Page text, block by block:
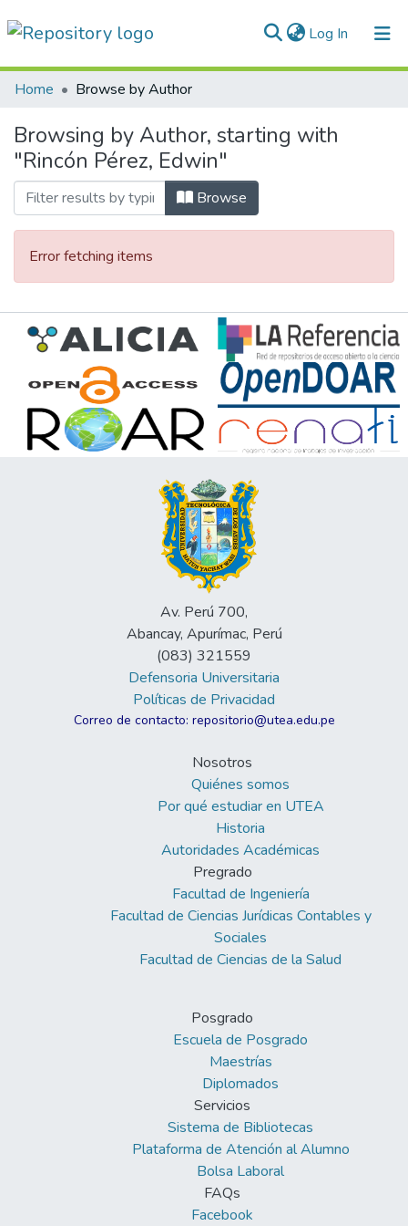
Log In (current)
Communities & Collections
All of DSpace
Normativas
Home Browse by Author
Browsing by Author, starting with
"Rincón Pérez, Edwin"
Browse
Error fetching items
Av. Perú 700,
Abancay, Apurímac, Perú
(083) 321559
Defensoria Universitaria
Políticas de Privacidad
Correo de contacto: repositorio@utea.edu.pe
Nosotros
Quiénes somos
Por qué estudiar en UTEA
Historia
Autoridades Académicas
Pregrado
Facultad de Ingeniería
Facultad de Ciencias Jurídicas Contables y
Sociales
Facultad de Ciencias de la Salud
Posgrado
Escuela de Posgrado
Maestrías
Diplomados
Servicios
Sistema de Bibliotecas
Plataforma de Atención al Alumno
Bolsa Laboral
FAQs
Facebook